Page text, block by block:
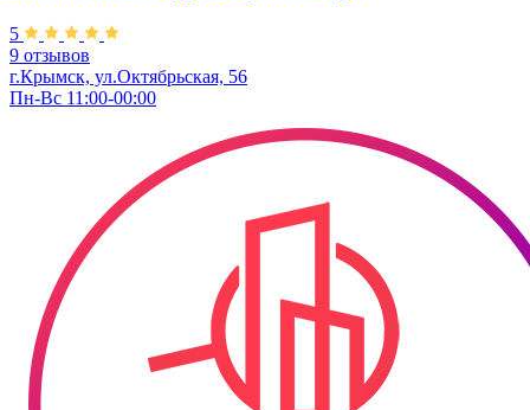
5
9 отзывов
г.Крымск, ул.Октябрьская, 56
Пн-Вс 11:00-00:00